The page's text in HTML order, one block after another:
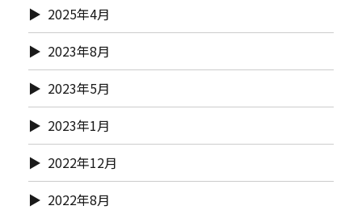
2025年4月
2023年8月
2023年5月
2023年1月
2022年12月
2022年8月